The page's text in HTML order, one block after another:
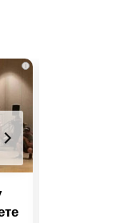
i